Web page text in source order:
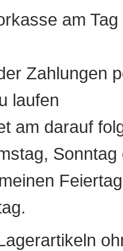
am
Zahlungen
laufen
am darauf